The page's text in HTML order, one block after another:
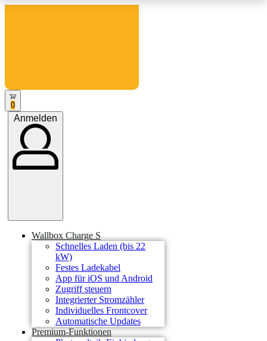
0Open
cart
Anmelden
Anmelden
Wallbox Charge S
Schnelles Laden (bis 22
kW)
Festes Ladekabel
App für iOS und Android
Zugriff steuern
Integrierter Stromzähler
Individuelles Frontcover
Automatische Updates
Premium-Funktionen